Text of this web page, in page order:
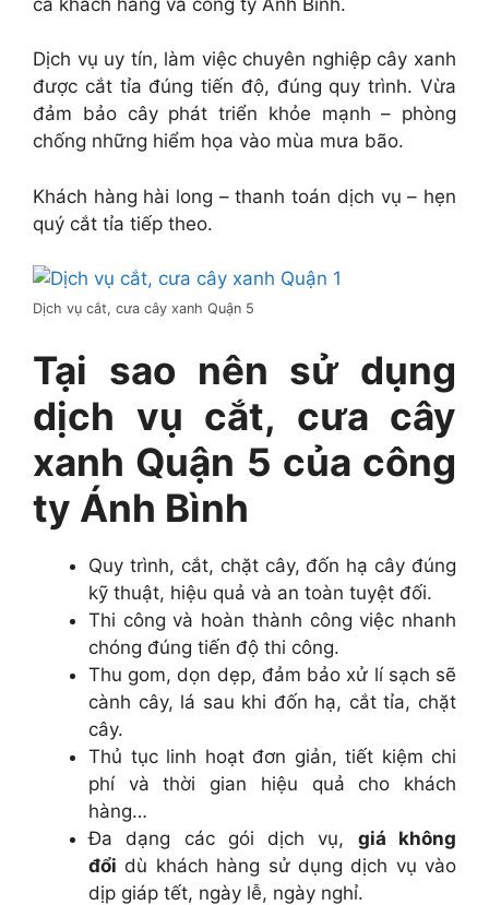
Dịch vụ uy tín, làm việc chuyên nghiệp cây xanh
được cắt tỉa đúng tiến độ, đúng quy trình. Vừa
đảm bảo cây phát triển khỏe mạnh – phòng
chống những hiểm họa vào mùa mưa bão.
Khách hàng hài long – thanh toán dịch vụ – hẹn
quý cắt tỉa tiếp theo.
Dịch vụ cắt, cưa cây xanh Quận 5
Tại sao nên sử dụng
dịch vụ cắt, cưa cây
xanh Quận 5 của công
ty Ánh Bình
Quy trình, cắt, chặt cây, đốn hạ cây đúng
kỹ thuật, hiệu quả và an toàn tuyệt đối.
Thi công và hoàn thành công việc nhanh
chóng đúng tiến độ thi công.
Thu gom, dọn dẹp, đảm bảo xử lí sạch sẽ
cành cây, lá sau khi đốn hạ, cắt tỉa, chặt
cây.
Thủ tục linh hoạt đơn giản, tiết kiệm chi
phí và thời gian hiệu quả cho khách
hàng…
Đa dạng các gói dịch vụ, giá không
đổi dù khách hàng sử dụng dịch vụ vào
dịp giáp tết, ngày lễ, ngày nghỉ.